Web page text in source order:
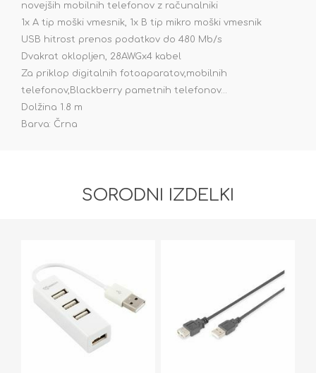
novejših mobilnih telefonov z računalniki
1x A tip moški vmesnik, 1x B tip mikro moški vmesnik
USB hitrost prenos podatkov do 480 Mb/s
Dvakrat oklopljen, 28AWGx4 kabel
Za priklop digitalnih fotoaparatov,mobilnih
telefonov,Blackberry pametnih telefonov...
Dolžina 1.8 m
Barva: Črna
SORODNI IZDELKI